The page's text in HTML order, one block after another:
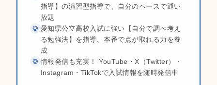
指導】の演習型指導で、自分のペースで通い
放題
◎ 愛知県公立高校入試に強い【自分で調べ考え
る勉強法】を指導。本番で点が取れる力を養
成
◎ 情報発信も充実！ YouTube・X（Twitter）・
Instagram・TikTokで入試情報を随時発信中